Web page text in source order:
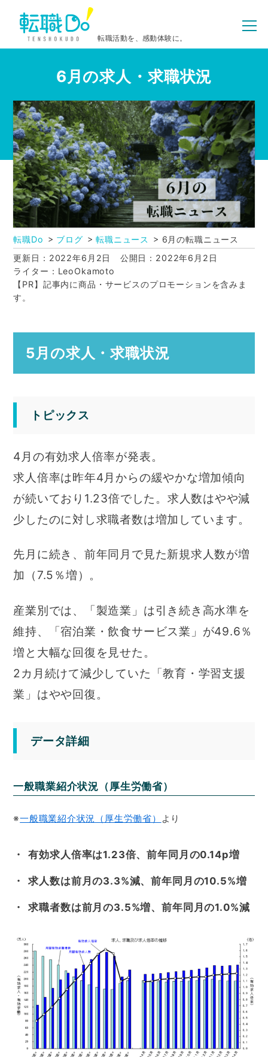
転職活動を、感動体験に。
6月の求人・求職状況
転職Do ブログ 転職ニュース
6月の転職ニュース
更新日：2022年6月2日
公開日：2022年6月2日
ライター：LeoOkamoto
【PR】記事内に商品・サービスのプロモーションを含みま
す。
5月の求人・求職状況
トピックス
4月の有効求人倍率が発表。
求人倍率は昨年4月からの緩やかな増加傾向
が続いており1.23倍でした。求人数はやや減
少したのに対し求職者数は増加しています。
先月に続き、前年同月で見た新規求人数が増
加（7.5％増）。
産業別では、「製造業」は引き続き高水準を
維持、「宿泊業・飲食サービス業」が49.6％
増と大幅な回復を見せた。
2カ月続けて減少していた「教育・学習支援
業」はやや回復。
データ詳細
一般職業紹介状況（厚生労働省）
※一般職業紹介状況（厚生労働省） より
有効求人倍率は1.23倍、前年同月の0.14p増
求人数は前月の3.3%減、前年同月の10.5%増
求職者数は前月の3.5%増、前年同月の1.0%減